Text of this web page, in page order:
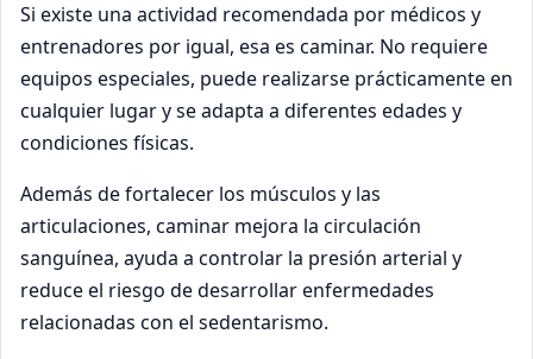
Si existe una actividad recomendada por médicos y
entrenadores por igual, esa es caminar. No requiere
equipos especiales, puede realizarse prácticamente en
cualquier lugar y se adapta a diferentes edades y
condiciones físicas.
Además de fortalecer los músculos y las
articulaciones, caminar mejora la circulación
sanguínea, ayuda a controlar la presión arterial y
reduce el riesgo de desarrollar enfermedades
relacionadas con el sedentarismo.